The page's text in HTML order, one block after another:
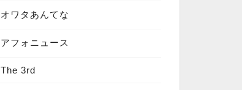
オワタあんてな
アフォニュース
The 3rd